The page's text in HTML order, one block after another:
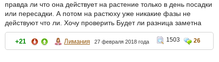
правда ли что она действует на растение только в день посадки
или пересадки. А потом на растюху уже никакие фазы не
действуют что ли. Хочу проверить Будет ли разница заметна
+21 Лимания 27 февраля 2018 года 1503 26